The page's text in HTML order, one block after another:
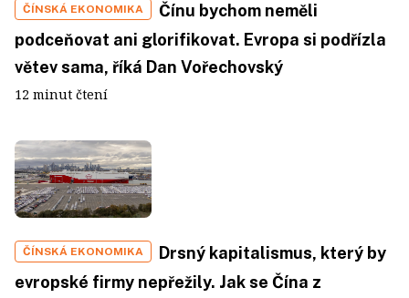
ČÍNSKÁ EKONOMIKA
Čínu bychom neměli
podceňovat ani glorifikovat. Evropa si podřízla
větev sama, říká Dan Vořechovský
12 minut čtení
ČÍNSKÁ EKONOMIKA
Drsný kapitalismus, který by
evropské firmy nepřežily. Jak se Čína z